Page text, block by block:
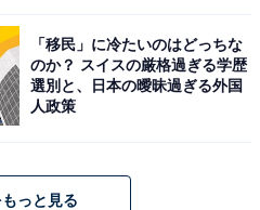
牡蠣など様々な海鮮が食べ
賀県）、「日本海側最大級
だと思います。新鮮な海の
「移民」に冷たいのはどっちな
のか？ スイスの厳格過ぎる学歴
選別と、日本の曖昧過ぎる外国
人政策
っと見る